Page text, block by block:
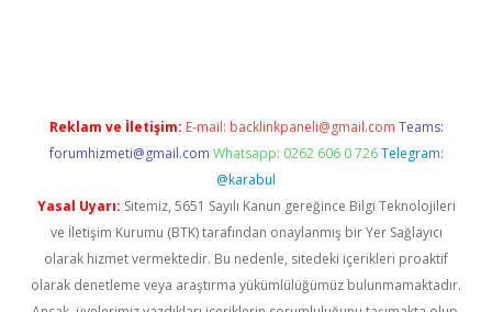
Reklam ve İletişim: E-mail: backlinkpaneli@gmail.com Teams:
forumhizmeti@gmail.com Whatsapp: 0262 606 0 726 Telegram:
@karabul
Yasal Uyarı: Sitemiz, 5651 Sayılı Kanun gereğince Bilgi Teknolojileri
ve İletişim Kurumu (BTK) tarafından onaylanmış bir Yer Sağlayıcı
olarak hizmet vermektedir. Bu nedenle, sitedeki içerikleri proaktif
olarak denetleme veya araştırma yükümlülüğümüz bulunmamaktadır.